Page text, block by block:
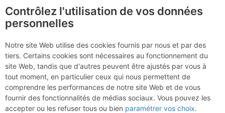
certaines pages ne sont plus accessibles, manquantes ou
incomplètes, déconnectez-vous puis reconnectez-vous à votre
compte sur le site.
Les Grandes Suites :
Ainsi de Suite
France Haute-Savoie Bornes - Aravis
Contrôlez l'utilisation de vos données
personnelles
Notre site Web utilise des cookies fournis par nous et par des
tiers. Certains cookies sont nécessaires au fonctionnement du
site Web, tandis que d'autres peuvent être ajustés par vous à
tout moment, en particulier ceux qui nous permettent de
comprendre les performances de notre site Web et de vous
fournir des fonctionnalités de médias sociaux. Vous pouvez les
accepter ou les refuser tous ou bien paramétrer vos choix.